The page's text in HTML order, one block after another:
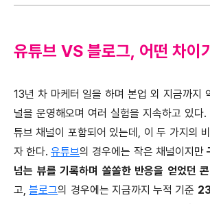
유튜브 VS 블로그, 어떤 차이
13년 차 마케터 일을 하며 본업 외 지금까지
널을 운영해오며 여러 실험을 지속하고 있다
튜브 채널이 포함되어 있는데, 이 두 가지의
자 한다.유튜브의 경우에는 작은 채널이지만
넘는 뷰를 기록하며 쏠쏠한 반응을 얻었던
고,블로그의 경우에는 지금까지 누적 기준